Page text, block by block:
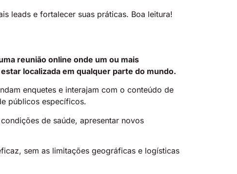
leads e fortalecer suas práticas. Boa leitura!
reunião online onde um ou mais
localizada em qualquer parte do mundo.
enquetes e interajam com o conteúdo de
públicos específicos.
de saúde, apresentar novos
sem as limitações geográficas e logísticas